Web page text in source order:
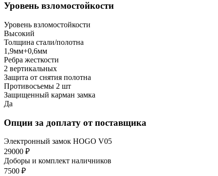
Уровень взломостойкости
Уровень взломостойкости
Высокий
Толщина стали/полотна
1,9мм+0,6мм
Ребра жесткости
2 вертикальных
Защита от снятия полотна
Противосъемы 2 шт
Защищенный карман замка
Да
Опции за доплату от поставщика
Электронный замок HOGO V05
29000 ₽
Доборы и комплект наличников
7500 ₽